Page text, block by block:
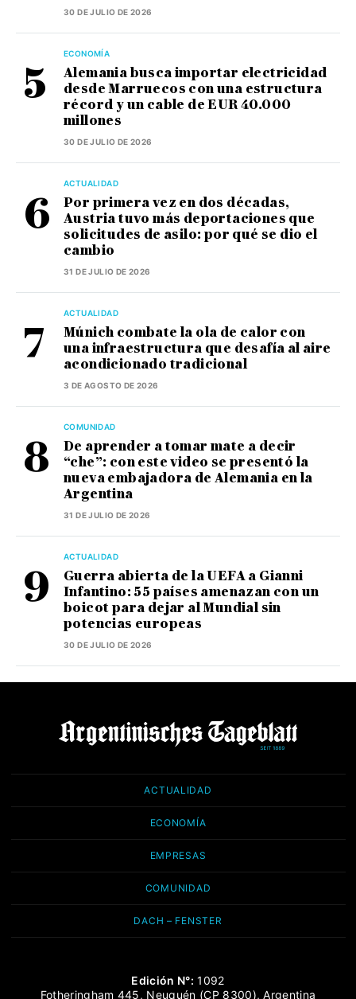
30 DE JULIO DE 2026
ECONOMÍA
Alemania busca importar electricidad
desde Marruecos con una estructura
récord y un cable de EUR 40.000
millones
30 DE JULIO DE 2026
ACTUALIDAD
Por primera vez en dos décadas,
Austria tuvo más deportaciones que
solicitudes de asilo: por qué se dio el
cambio
31 DE JULIO DE 2026
ACTUALIDAD
Múnich combate la ola de calor con
una infraestructura que desafía al aire
acondicionado tradicional
3 DE AGOSTO DE 2026
COMUNIDAD
De aprender a tomar mate a decir
“che”: con este video se presentó la
nueva embajadora de Alemania en la
Argentina
31 DE JULIO DE 2026
ACTUALIDAD
Guerra abierta de la UEFA a Gianni
Infantino: 55 países amenazan con un
boicot para dejar al Mundial sin
potencias europeas
30 DE JULIO DE 2026
ACTUALIDAD
ECONOMÍA
EMPRESAS
COMUNIDAD
DACH – FENSTER
Edición N°: 1092
Fotheringham 445, Neuquén (CP 8300), Argentina